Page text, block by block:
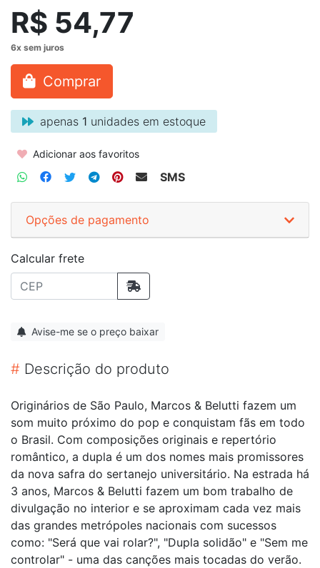
R$ 54,77
Comprar
apenas 1 unidades em estoque
Adicionar aos favoritos
SMS
Opções de pagamento
Calcular frete
Avise-me se o preço baixar
# Descrição do produto
Originários de São Paulo, Marcos & Belutti fazem um
som muito próximo do pop e conquistam fãs em todo
o Brasil. Com composições originais e repertório
romântico, a dupla é um dos nomes mais promissores
da nova safra do sertanejo universitário. Na estrada há
3 anos, Marcos & Belutti fazem um bom trabalho de
divulgação no interior e se aproximam cada vez mais
das grandes metrópoles nacionais com sucessos
como: "Será que vai rolar?", "Dupla solidão" e "Sem me
controlar" - uma das canções mais tocadas do verão.